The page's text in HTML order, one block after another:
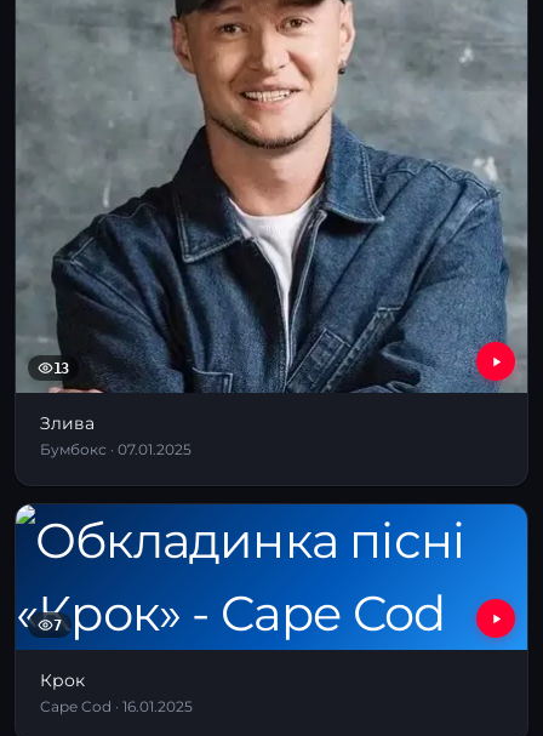
13
Злива
Бумбокс · 07.01.2025
7
Крок
Cape Cod · 16.01.2025